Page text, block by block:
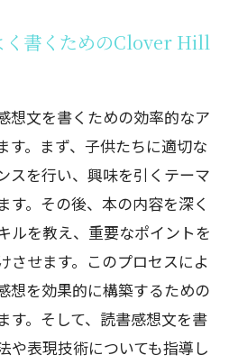
く書くためのClover Hill
文を書くための効率的なア
す。まず、子供たちに適切な
スを行い、興味を引くテーマ
す。その後、本の内容を深く
ルを教え、重要なポイントを
させます。このプロセスによ
想を効果的に構築するための
す。そして、読書感想文を書
や表現技術についても指導し